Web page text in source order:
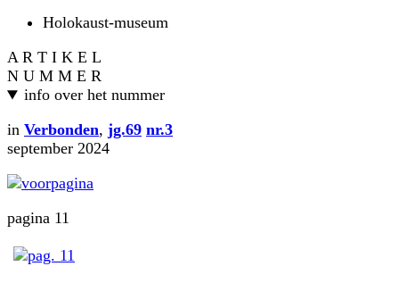
Holokaust-museum
A R T I K E L
N U M M E R
info over het nummer
in Verbonden, jg.69 nr.3
september 2024
pagina 11